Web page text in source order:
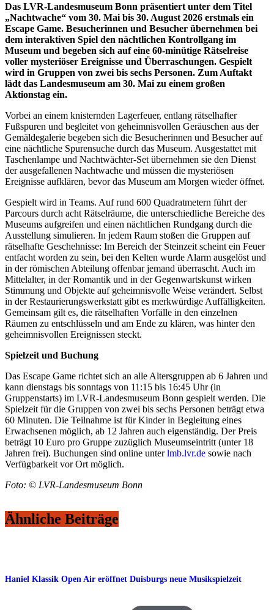
Das LVR-Landesmuseum Bonn präsentiert unter dem Titel
„Nachtwache“ vom 30. Mai bis 30. August 2026 erstmals ein
Escape Game. Besucherinnen und Besucher übernehmen bei
dem interaktiven Spiel den nächtlichen Kontrollgang im
Museum und begeben sich auf eine 60-minütige Rätselreise
voller mysteriöser Ereignisse und Überraschungen. Gespielt
wird in Gruppen von zwei bis sechs Personen. Zum Auftakt
lädt das Landesmuseum am 30. Mai zu einem großen
Aktionstag ein.
Vorbei an einem knisternden Lagerfeuer, entlang rätselhafter
Fußspuren und begleitet von geheimnisvollen Geräuschen aus der
Gemäldegalerie begeben sich die Besucherinnen und Besucher auf
eine nächtliche Spurensuche durch das Museum. Ausgestattet mit
Taschenlampe und Nachtwächter-Set übernehmen sie den Dienst
der ausgefallenen Nachtwache und müssen die mysteriösen
Ereignisse aufklären, bevor das Museum am Morgen wieder öffnet.
Gespielt wird in Teams. Auf rund 600 Quadratmetern führt der
Parcours durch acht Rätselräume, die unterschiedliche Bereiche des
Museums aufgreifen und einen nächtlichen Rundgang durch die
Ausstellung simulieren. In jedem Raum stoßen die Gruppen auf
rätselhafte Geschehnisse: Im Bereich der Steinzeit scheint ein Feuer
entfacht worden zu sein, bei den Kelten wurde Alarm ausgelöst und
in der römischen Abteilung offenbar jemand überrascht. Auch im
Mittelalter, in der Romantik und in der Gegenwartskunst wirken
Stimmung und Objekte auf geheimnisvolle Weise verändert. Selbst
in der Restaurierungswerkstatt gibt es merkwürdige Auffälligkeiten.
Gemeinsam gilt es, die rätselhaften Vorfälle in den einzelnen
Räumen zu entschlüsseln und am Ende zu klären, was hinter den
geheimnisvollen Ereignissen steckt.
Spielzeit und Buchung
Das Escape Game richtet sich an alle Altersgruppen ab 6 Jahren und
kann dienstags bis sonntags von 11:15 bis 16:45 Uhr (in
Gruppenstarts) im LVR-Landesmuseum Bonn gespielt werden. Die
Spielzeit für die Gruppen von zwei bis sechs Personen beträgt etwa
60 Minuten. Die Teilnahme ist für Kinder in Begleitung eines
Erwachsenen möglich, ab 12 Jahren auch eigenständig. Der Preis
beträgt 10 Euro pro Gruppe zuzüglich Museumseintritt (unter 18
Jahren frei). Buchungen sind online unterlmb.lvr.de sowie nach
Verfügbarkeit vor Ort möglich.
Foto: © LVR-Landesmuseum Bonn
Ähnliche Beiträge
Haniel Klassik Open Air eröffnet Duisburgs neue Musikspielzeit